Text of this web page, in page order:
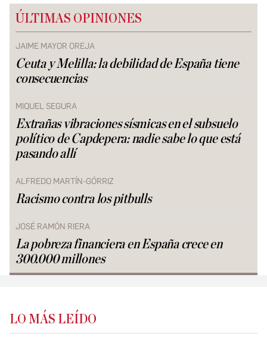
ÚLTIMAS OPINIONES
JAIME MAYOR OREJA
Ceuta y Melilla: la debilidad de España tiene
consecuencias
MIQUEL SEGURA
Extrañas vibraciones sísmicas en el subsuelo
político de Capdepera: nadie sabe lo que está
pasando allí
ALFREDO MARTÍN-GÓRRIZ
Racismo contra los pitbulls
JOSÉ RAMÓN RIERA
La pobreza financiera en España crece en
300.000 millones
LO MÁS LEÍDO